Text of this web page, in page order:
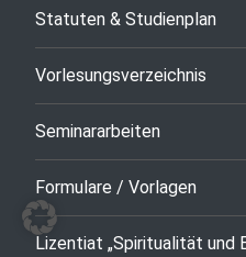
Statuten & Studienplan
Vorlesungsverzeichnis
Seminararbeiten
Formulare / Vorlagen
Lizentiat „Spiritualität und